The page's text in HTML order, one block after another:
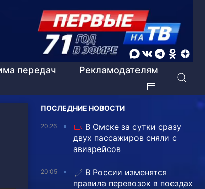
передач
Рекламодателям
ПОСЛЕДНИЕ НОВОСТИ
20:26
В Омске за сутки сразу
двух пассажиров сняли с
авиарейсов
20:05
В России изменятся
правила перевозок в поездах